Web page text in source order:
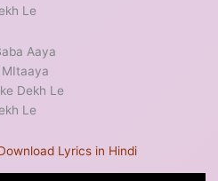
Le
Aaya
Dekh Le
Le
Lyrics in Hindi